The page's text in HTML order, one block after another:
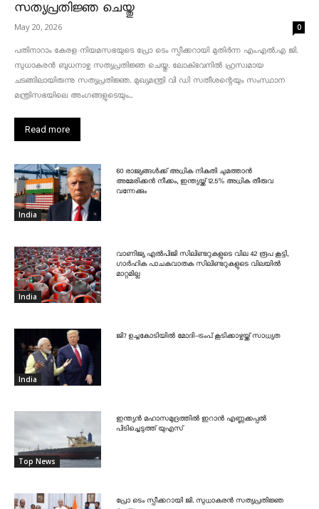
സത്യപ്രതിജ്ഞ ചെയ്തു
May 20, 2026 0
പതിനാറാം കേരള നിയമസഭയുടെ പ്രോ ടെം സ്പീക്കറായി മുതിർന്ന എം.എൽ.എ ജി.
സുധാകരൻ ബുധനാഴ്ച സത്യപ്രതിജ്ഞ ചെയ്തു. ലോക്ഭവനിൽ ഹ്രസ്വമായ
ചടങ്ങിലായിരുന്നു സത്യപ്രതിജ്ഞ. മുഖ്യമന്ത്രി വി ഡി സതീശന്റെയും സംസ്ഥാന
മന്ത്രിസഭയിലെ അംഗങ്ങളുടെയും...
Read more
India
60 രാജ്യങ്ങൾക്ക് അധിക നികുതി ചുമത്താൻ
അമേരിക്കൻ നീക്കം, ഇന്ത്യയ്ക്ക് 12.5% അധിക തീരുവ
വന്നേക്കും
India
വാണിജ്യ എൽപിജി സിലിണ്ടറുകളുടെ വില 42 രൂപ കൂട്ടി,
ഗാർഹിക പാചകവാതക സിലിണ്ടറുകളുടെ വിലയിൽ
മാറ്റമില്ല
India
ജി7 ഉച്ചകോടിയിൽ മോദി-ട്രംപ് കൂടിക്കാഴ്ചയ്ക്ക് സാധ്യത
Top News
ഇന്ത്യൻ മഹാസമുദ്രത്തിൽ ഇറാൻ എണ്ണക്കപ്പൽ
പിടിച്ചെടുത്ത് യുഎസ്
പ്രോ ടെം സ്പീക്കറായി ജി. സുധാകരൻ സത്യപ്രതിജ്ഞ